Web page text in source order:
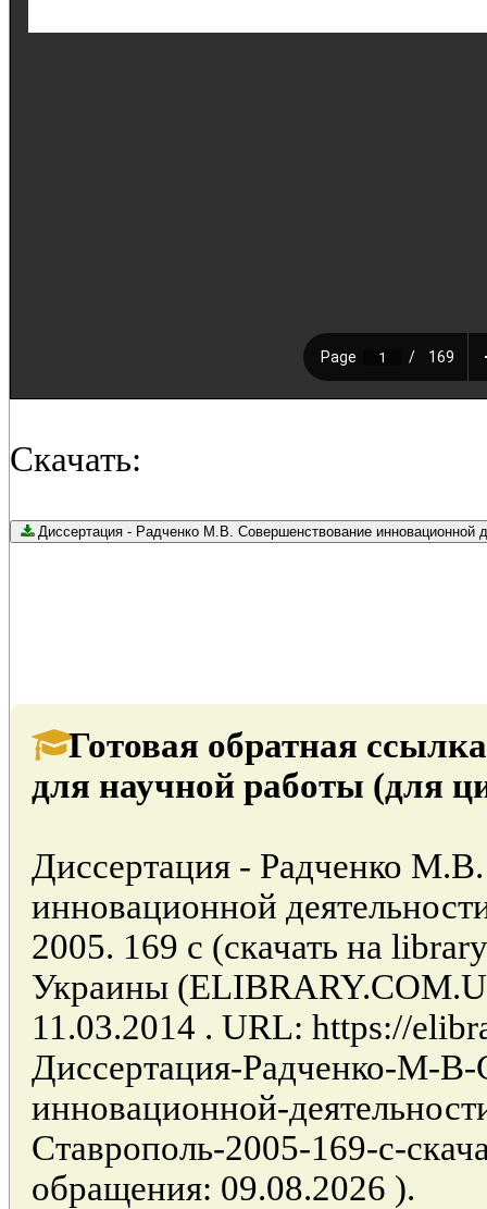
Скачать:
Диссертация - Радченко М.В. Совершенствование
Готовая обратная
для научной работы (для
Диссертация - Радченко
инновационной
2005. 169 с (скачать на
Украины
11.03.2014 . URL: https://
Диссертация-Радченко-М-В-
инновационной-
Ставрополь-2005-169-с-
обращения: 09.08.2026 ).